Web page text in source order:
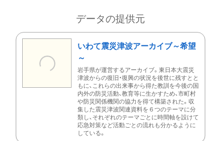
データの提供元
いわて震災津波アーカイブ～希望
～
岩手県が運営するアーカイブ。東日本大震災
津波からの復旧・復興の状況を後世に残すとと
もに、これらの出来事から得た教訓を今後の国
内外の防災活動、教育等に生かすため、市町村
や防災関係機関の協力を得て構築された。収
集した震災津波関連資料を６つのテーマに分
類し、それぞれのテーマごとに時間軸を設けて
応急対策など活動ごとの流れも分かるように
している。